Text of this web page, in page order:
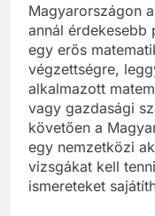
Magyarországon
annál érdekesebb
egy erős
végzettségre,
alkalmazott
vagy gazdasági
követően a
egy nemzetközi
vizsgákat kell
ismereteket